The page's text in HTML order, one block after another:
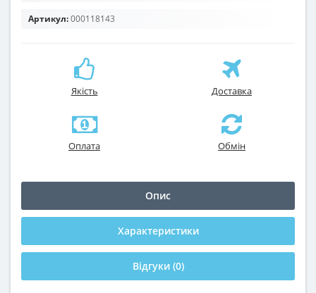
Артикул:000118143
Якість Доставка
Оплата Обмін
Опис
Характеристики
Відгуки (0)